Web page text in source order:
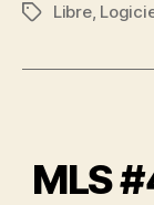
Étiquettes
Libre,
MLS